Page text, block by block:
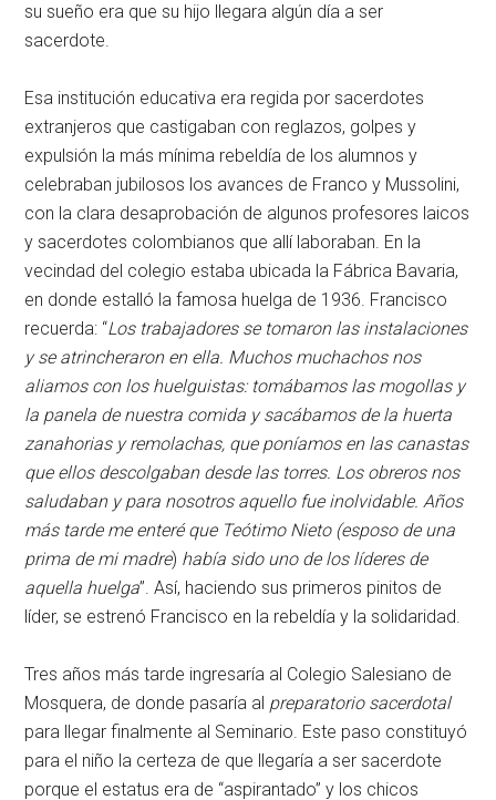
su sueño era que su hijo llegara algún día a ser
sacerdote.
Esa institución educativa era regida por sacerdotes
extranjeros que castigaban con reglazos, golpes y
expulsión la más mínima rebeldía de los alumnos y
celebraban jubilosos los avances de Franco y Mussolini,
con la clara desaprobación de algunos profesores laicos
y sacerdotes colombianos que allí laboraban. En la
vecindad del colegio estaba ubicada la Fábrica Bavaria,
en donde estalló la famosa huelga de 1936. Francisco
recuerda: “Los trabajadores se tomaron las instalaciones
y se atrincheraron en ella. Muchos muchachos nos
aliamos con los huelguistas: tomábamos las mogollas y
la panela de nuestra comida y sacábamos de la huerta
zanahorias y remolachas, que poníamos en las canastas
que ellos descolgaban desde las torres. Los obreros nos
saludaban y para nosotros aquello fue inolvidable. Años
más tarde me enteré que Teótimo Nieto (esposo de una
prima de mi madre) había sido uno de los líderes de
aquella huelga”. Así, haciendo sus primeros pinitos de
líder, se estrenó Francisco en la rebeldía y la solidaridad.
Tres años más tarde ingresaría al Colegio Salesiano de
Mosquera, de donde pasaría al preparatorio sacerdotal
para llegar finalmente al Seminario. Este paso constituyó
para el niño la certeza de que llegaría a ser sacerdote
porque el estatus era de “aspirantado” y los chicos